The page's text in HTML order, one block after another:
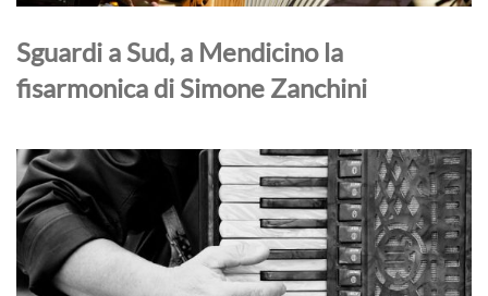
Sguardi a Sud, a Mendicino la
fisarmonica di Simone Zanchini